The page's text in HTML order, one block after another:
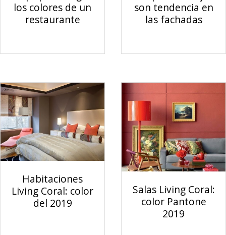
los colores de un
restaurante
son tendencia en
las fachadas
Habitaciones
Living Coral: color
del 2019
Salas Living Coral:
color Pantone
2019